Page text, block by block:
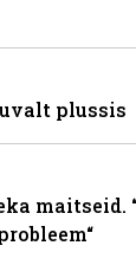
plussis
maitseid.